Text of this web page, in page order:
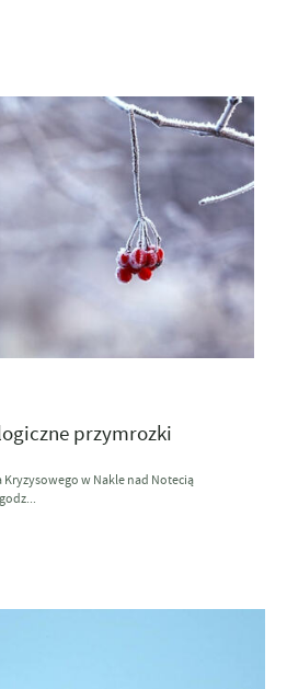
przymrozki
w Nakle nad Notecią